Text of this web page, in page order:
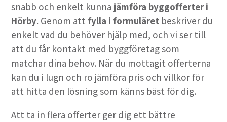
snabb och enkelt kunna jämföra byggofferter i
Hörby. Genom attfylla i formuläret beskriver du
enkelt vad du behöver hjälp med, och vi ser till
att du får kontakt med byggföretag som
matchar dina behov. När du mottagit offerterna
kan du i lugn och ro jämföra pris och villkor för
att hitta den lösning som känns bäst för dig.
Att ta in flera offerter ger dig ett bättre